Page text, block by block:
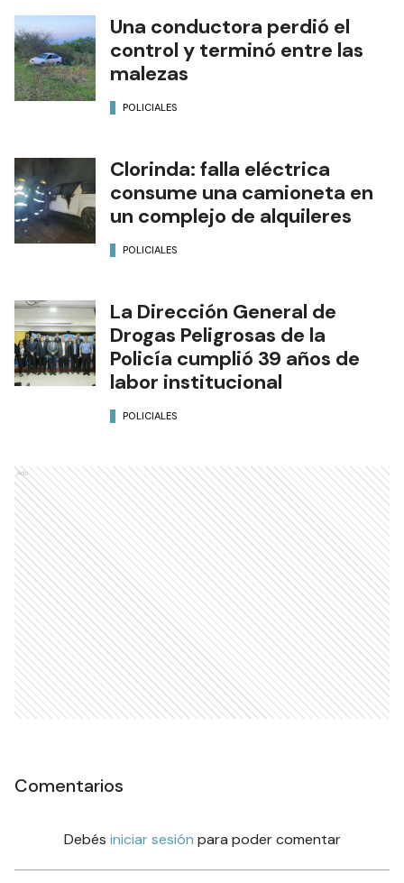
Una conductora perdió el
control y terminó entre las
malezas
POLICIALES
Clorinda: falla eléctrica
consume una camioneta en
un complejo de alquileres
POLICIALES
La Dirección General de
Drogas Peligrosas de la
Policía cumplió 39 años de
labor institucional
POLICIALES
Ads
Comentarios
Debés iniciar sesión para poder comentar